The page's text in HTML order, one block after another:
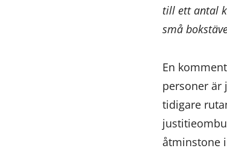
till ett antal
små
En
personer är
tidigare
åtminstone